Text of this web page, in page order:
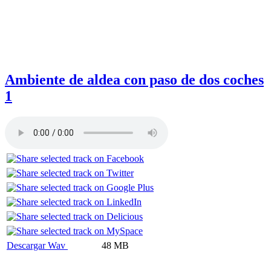
Ambiente de aldea con paso de dos coches
1
Descargar Wav 48 MB